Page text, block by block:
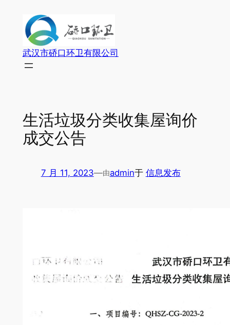
武汉市硚口环卫有限公司
生活垃圾分类收集屋询价
成交公告
7 月 11, 2023—由admin于 信息发布